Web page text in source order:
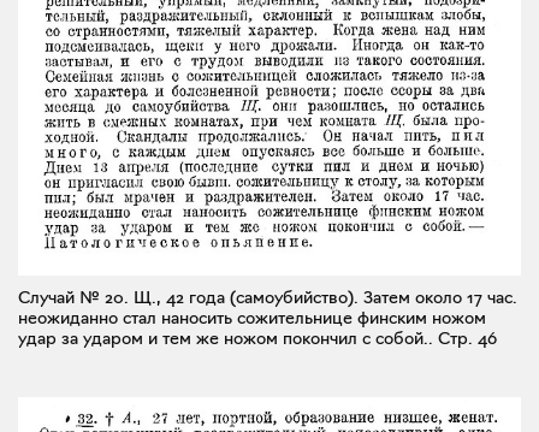
Случай № 20. Щ., 42 года (самоубийство). Затем около 17 час.
неожиданно стал наносить сожительнице финским ножом
удар за ударом и тем же ножом покончил с собой.. Стр. 46